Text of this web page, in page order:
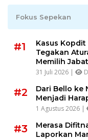
Fokus Sepekan
#1
Kasus Kopdit
Tegakan
Memilih
31 Juli 2026 |
#2
Dari Bello ke
Menjadi
1 Agustus 2026 |
#3
Merasa
Laporkan